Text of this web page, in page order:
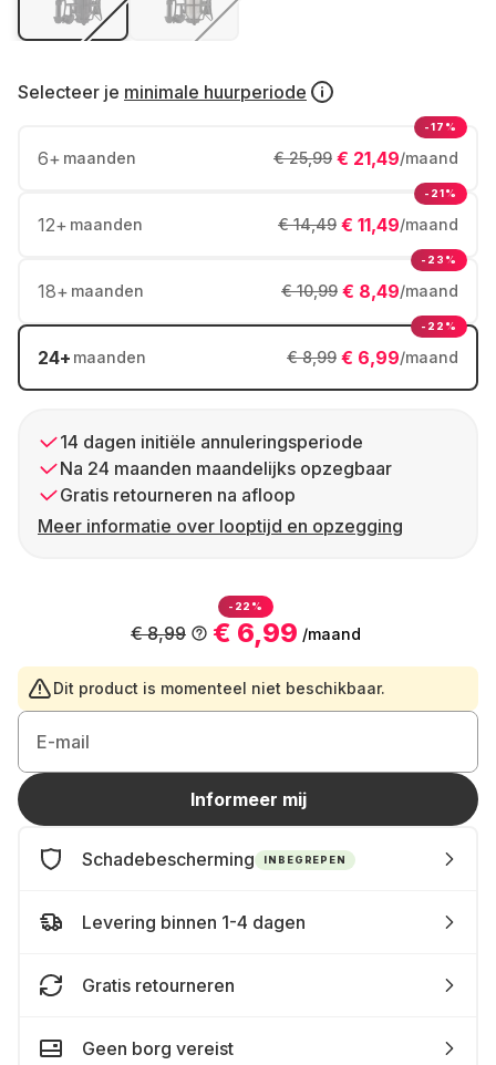
Selecteer je minimale huurperiode
6+ maanden € 21,49/maand
€ 25,99
-17%
12+ maanden € 11,49/maand
€ 14,49
-21%
18+ maanden € 8,49/maand
€ 10,99
-23%
24+ maanden € 6,99/maand
€ 8,99
-22%
14 dagen initiële annuleringsperiode
Na 24 maanden maandelijks opzegbaar
Gratis retourneren na afloop
Meer informatie over looptijd en opzegging
-22%
€ 6,99 /maand
€ 8,99
Dit product is momenteel niet beschikbaar.
E-mail
Informeer mij
Schadebescherming INBEGREPEN
Levering binnen 1-4 dagen
Gratis retourneren
Geen borg vereist